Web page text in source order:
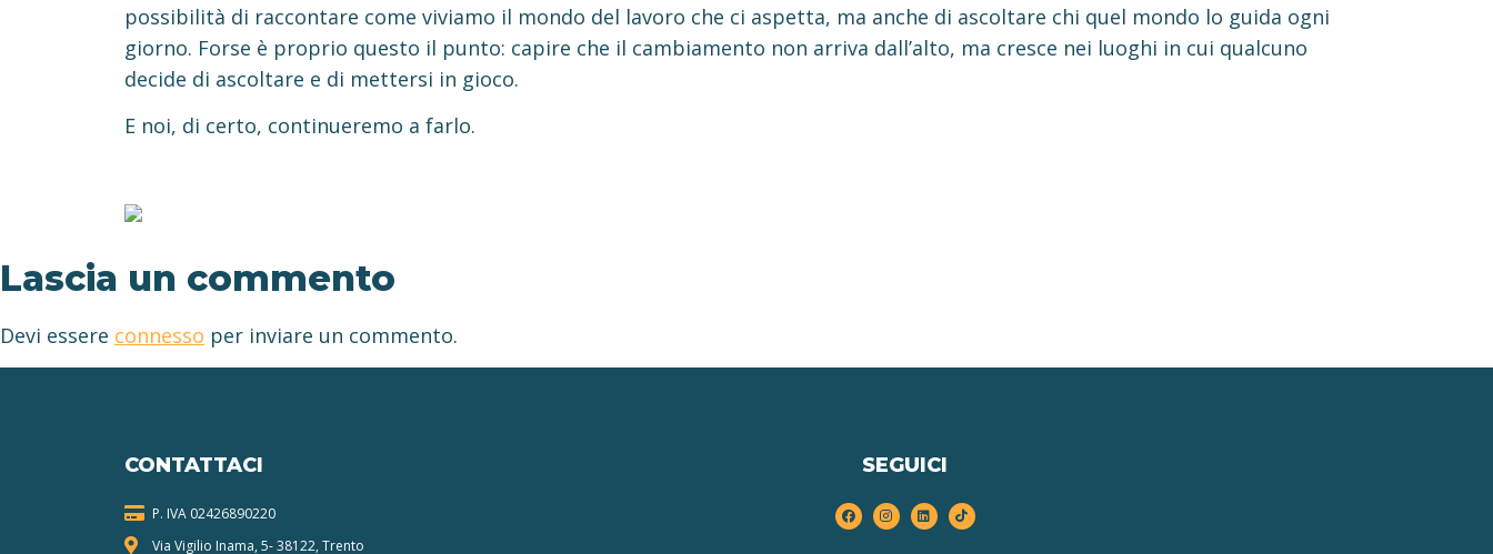
possibilità di raccontare come viviamo il mondo del lavoro che ci aspetta, ma anche di ascoltare chi quel mondo lo guida ogni
giorno. Forse è proprio questo il punto: capire che il cambiamento non arriva dall’alto, ma cresce nei luoghi in cui qualcuno
decide di ascoltare e di mettersi in gioco.
E noi, di certo, continueremo a farlo.
Lascia un commento
Devi essere connesso per inviare un commento.
CONTATTACI
P. IVA 02426890220
Via Vigilio Inama, 5-38122, Trento
SEGUICI